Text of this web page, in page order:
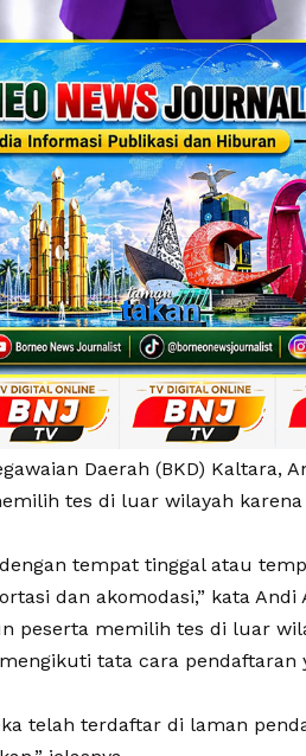
Daerah (BKD) Kaltara,
tes di luar wilayah
tempat tinggal atau
dan akomodasi,” kata Andi
peserta memilih tes di luar
tata cara pendaftaran
telah terdaftar di laman